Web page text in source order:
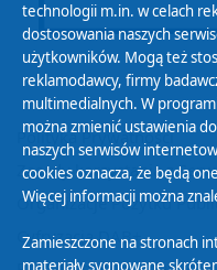
Polityka Prywatności
Zasady korzystania z
Organizacje Pożytku
Cyfryzacja DAB+
technologii m.in. w celach
dostosowania naszych
użytkowników. Mogą też
reklamodawcy, firmy
multimedialnych. W
można zmienić ustawienia
naszych serwisów
cookies oznacza, że będą
Więcej informacji można
Zamieszczone na stronach
materiały sygnowane